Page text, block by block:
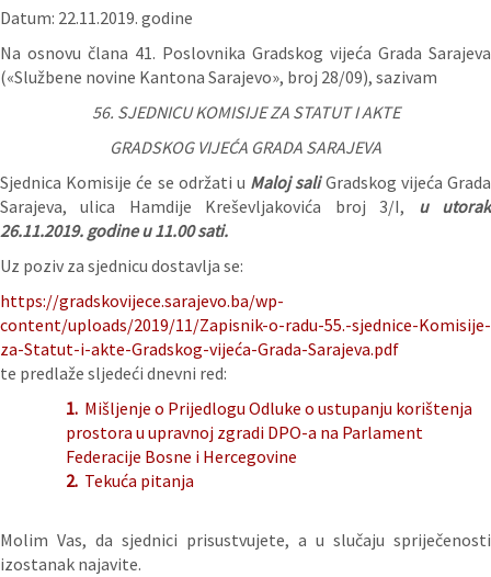
Datum: 22.11.2019. godine
Na osnovu člana 41. Poslovnika Gradskog vijeća Grada Sarajeva
(«Službene novine Kantona Sarajevo», broj 28/09), sazivam
56. SJEDNICU KOMISIJE ZA STATUT I AKTE
GRADSKOG VIJEĆA GRADA SARAJEVA
Sjednica Komisije će se održati u Maloj saliGradskog vijeća Grada
Sarajeva, ulica Hamdije Kreševljakovića broj 3/I, u utorak
26.11.2019. godine u 11.00 sati.
Uz poziv za sjednicu dostavlja se:
https://gradskovijece.sarajevo.ba/wp-
content/uploads/2019/11/Zapisnik-o-radu-55.-sjednice-Komisije-
za-Statut-i-akte-Gradskog-vijeća-Grada-Sarajeva.pdf
te predlaže sljedeći dnevni red:
1. Mišljenje o Prijedlogu Odluke o ustupanju korištenja
prostora u upravnoj zgradi DPO-a na Parlament
Federacije Bosne i Hercegovine
2. Tekuća pitanja
Molim Vas, da sjednici prisustvujete, a u slučaju spriječenosti
izostanak najavite.